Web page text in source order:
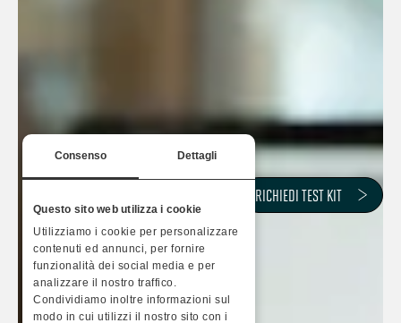
Consenso Dettagli
Questo sito web utilizza i cookie
Utilizziamo i cookie per personalizzare
contenuti ed annunci, per fornire
funzionalità dei social media e per
analizzare il nostro traffico.
Condividiamo inoltre informazioni sul
modo in cui utilizzi il nostro sito con i
RICHIEDI TEST KIT